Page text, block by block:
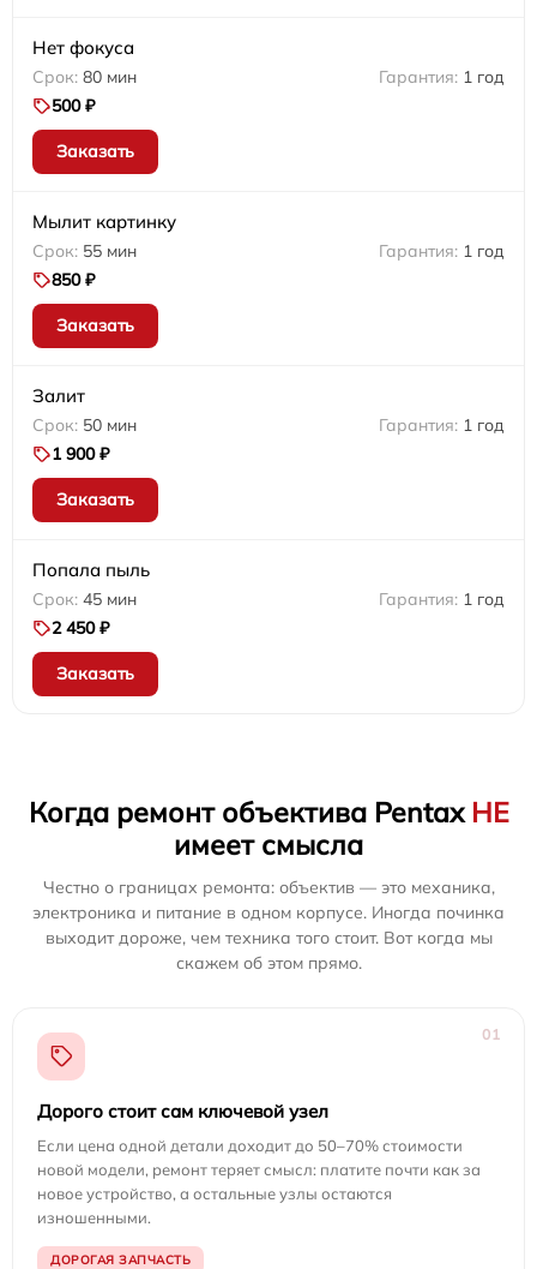
Нет фокуса
80 мин
1 год
500 ₽
Заказать
Мылит картинку
55 мин
1 год
850 ₽
Заказать
Залит
50 мин
1 год
1 900 ₽
Заказать
Попала пыль
45 мин
1 год
2 450 ₽
Заказать
Когда ремонт объектива Pentax НЕ
имеет смысла
Честно о границах ремонта: объектив — это механика,
электроника и питание в одном корпусе. Иногда починка
выходит дороже, чем техника того стоит. Вот когда мы
скажем об этом прямо.
01
Дорого стоит сам ключевой узел
Если цена одной детали доходит до 50–70% стоимости
новой модели, ремонт теряет смысл: платите почти как за
новое устройство, а остальные узлы остаются
изношенными.
ДОРОГАЯ ЗАПЧАСТЬ